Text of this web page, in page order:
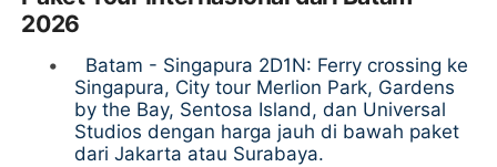
2026
•
Batam - Singapura 2D1N: Ferry crossing ke
Singapura, City tour Merlion Park, Gardens
by the Bay, Sentosa Island, dan Universal
Studios dengan harga jauh di bawah paket
dari Jakarta atau Surabaya.